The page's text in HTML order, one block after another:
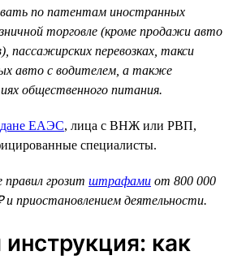
по патентам иностранных
торговле (кроме продажи авто
пассажирских перевозках, такси
авто с водителем, а также
общественного питания.
ЕАЭС, лица с ВНЖ или РВП,
специалисты.
грозит штрафами от 800 000
и приостановлением деятельности.
как